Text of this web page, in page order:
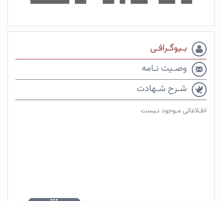
بـیوگـرافـی
وصـیت نـامه
شـرح شـهادت
اطـلاعاتی مـوجود نـیست